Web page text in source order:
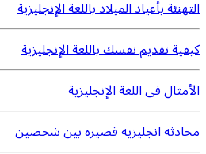
التهنئة بأعياد الميلاد باللغة الإنجليزية
كيفية تقديم نفسك باللغة الإنجليزية
الأمثال فى اللغة الإنجليزية
محادثه انجليزيه قصيره بين شخصين